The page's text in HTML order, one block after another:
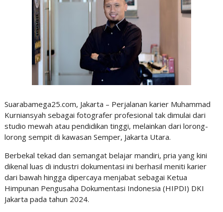
Suarabamega25.com, Jakarta – Perjalanan karier Muhammad
Kurniansyah sebagai fotografer profesional tak dimulai dari
studio mewah atau pendidikan tinggi, melainkan dari lorong-
lorong sempit di kawasan Semper, Jakarta Utara.
Berbekal tekad dan semangat belajar mandiri, pria yang kini
dikenal luas di industri dokumentasi ini berhasil meniti karier
dari bawah hingga dipercaya menjabat sebagai Ketua
Himpunan Pengusaha Dokumentasi Indonesia (HIPDI) DKI
Jakarta pada tahun 2024.